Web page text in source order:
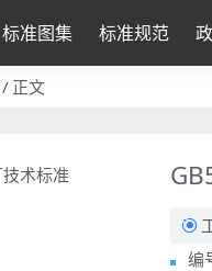
标准图集 标准规范
正文
编